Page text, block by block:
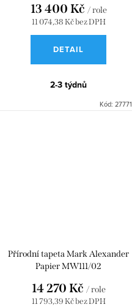
11 074,38 Kč bez DPH
13 400 Kč / role
DETAIL
2-3 týdnů
Kód: 27771
Přírodní tapeta Mark Alexander
Papier MW111/02
11 793,39 Kč bez DPH
14 270 Kč / role